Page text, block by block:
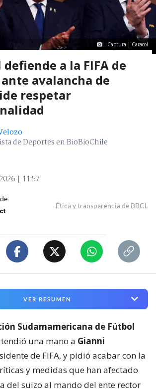
Captura | Caracol
a la FIFA de
avalancha de
respetar
de Deportes en BioBioChile
| 11:57
Ética y transparencia de BBCL
VER RESUMEN
Sudamamericana de Fútbol
una mano a Gianni
de FIFA, y pidió acabar con la
y medidas que han afectado
del suizo al mando del ente rector